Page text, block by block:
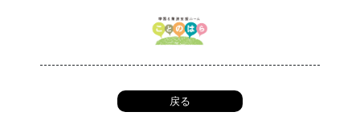
戻る